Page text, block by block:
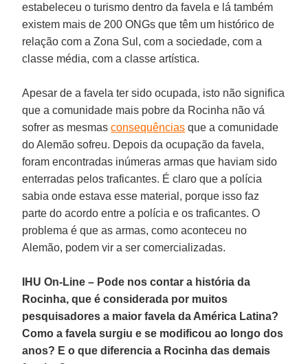
estabeleceu o turismo dentro da favela e lá também
existem mais de 200 ONGs que têm um histórico de
relação com a Zona Sul, com a sociedade, com a
classe média, com a classe artística.
Apesar de a favela ter sido ocupada, isto não significa
que a comunidade mais pobre da Rocinha não vá
sofrer as mesmasconsequências que a comunidade
do Alemão sofreu. Depois da ocupação da favela,
foram encontradas inúmeras armas que haviam sido
enterradas pelos traficantes. É claro que a polícia
sabia onde estava esse material, porque isso faz
parte do acordo entre a polícia e os traficantes. O
problema é que as armas, como aconteceu no
Alemão, podem vir a ser comercializadas.
IHU On-Line – Pode nos contar a história da
Rocinha, que é considerada por muitos
pesquisadores a maior favela da América Latina?
Como a favela surgiu e se modificou ao longo dos
anos? E o que diferencia a Rocinha das demais